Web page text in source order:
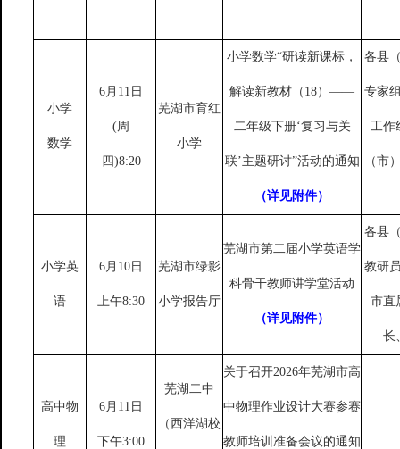
小学
数学
6月11日
(周
四)8:20
芜湖市育红
小学
小学数学“研读新课标，
解读新教材（18）——
二年级下册‘复习与关
联’主题研讨”活动的通知
（详见附件）
各县
专家
工作
（市
小学英
语
6月10日
上午8:30
芜湖市绿影
小学报告厅
芜湖市第二届小学英语学
科骨干教师讲学堂活动
（详见附件）
各县
教研
市直
长
高中物
理
6月11日
下午3:00
芜湖二中
（西洋湖校
关于召开2026年芜湖市高
中物理作业设计大赛参赛
教师培训准备会议的通知